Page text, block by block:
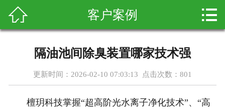
 客户案例 
隔油池间除臭装置哪家技术强
更新时间：2026-02-10 07:03:13 点击次数： 801
檀玥科技掌握“超高阶光水离子净化技术”、“高